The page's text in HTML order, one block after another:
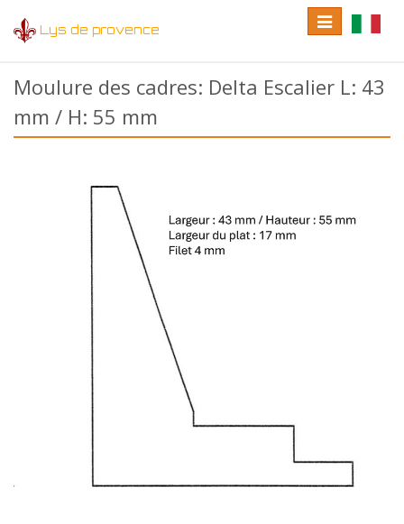
Lys de provence
language
Toggle
navigation
Moulure des cadres: Delta Escalier L: 43
mm / H: 55 mm